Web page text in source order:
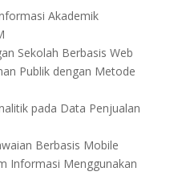
Akademik
Sekolah Berbasis Web
Publik dengan Metode
pada Data Penjualan
Berbasis Mobile
Informasi Menggunakan